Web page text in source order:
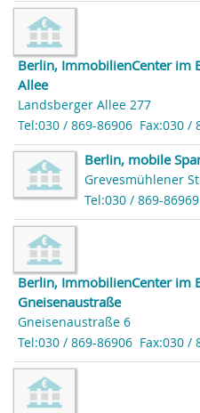
Berlin, ImmobilienCenter im
Allee
Landsberger Allee 277
Tel:030 / 869-86906 Fax:030 /
Berlin, mobile
Grevesmühlener
Tel:030 / 869-86969
Berlin, ImmobilienCenter im
Gneisenaustraße
Gneisenaustraße 6
Tel:030 / 869-86906 Fax:030 /